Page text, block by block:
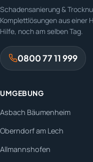
Schadensanierung &
Komplettlösungen aus einer
Hilfe, noch am selben Tag.
0800 77 11 999
UMGEBUNG
Asbach Bäumenheim
Oberndorf am Lech
Allmannshofen